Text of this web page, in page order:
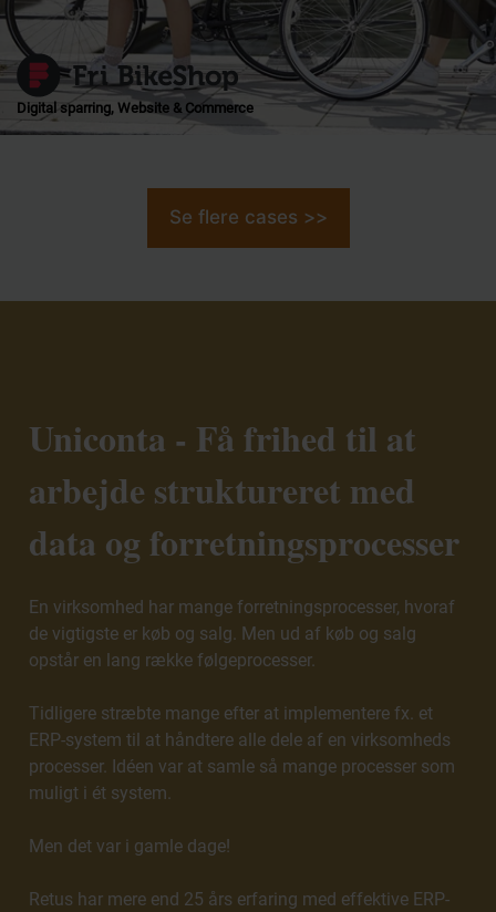
Digital sparring, Website & Commerce
Se flere cases >>
Uniconta - Få frihed til at
arbejde struktureret med
data og forretnings­processer
En virksomhed har mange forretningsprocesser, hvoraf
de vigtigste er køb og salg. Men ud af køb og salg
opstår en lang række følgeprocesser.
Tidligere stræbte mange efter at implementere fx. et
ERP-system til at håndtere alle dele af en virksomheds
processer. Idéen var at samle så mange processer som
muligt i ét system.
Men det var i gamle dage!
Retus har mere end 25 års erfaring med effektive ERP-